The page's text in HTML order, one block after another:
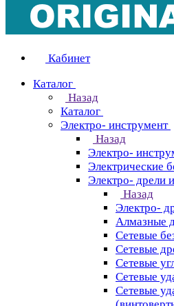
Кабинет
Каталог
Назад
Каталог
Электро- инструмент
Назад
Электро-
Электрические
Электро- дрели
Назад
Электро-
Алмазные
Сетевые
Сетевые
Сетевые
Сетевые
Сетевые